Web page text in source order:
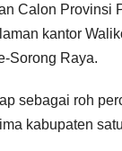
Calon Provinsi
kantor
Sorong Raya.
sebagai roh
kabupaten